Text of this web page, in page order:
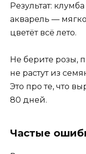
Результат:
акварель —
цветёт всё лето.
Не берите розы,
не растут из
Это про те, что
80 дней.
Частые